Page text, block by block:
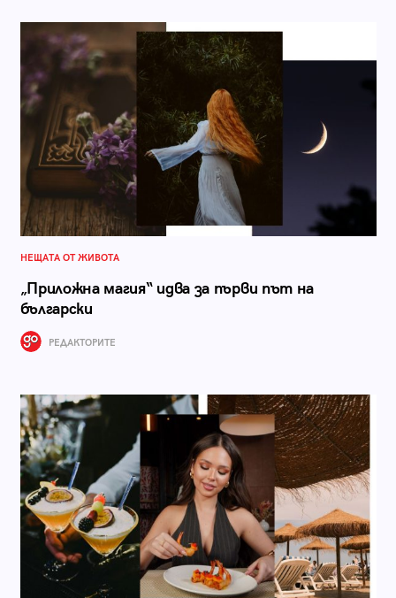
НЕЩАТА ОТ ЖИВОТА
„Приложна магия“ идва за първи път на
български
РЕДАКТОРИТЕ